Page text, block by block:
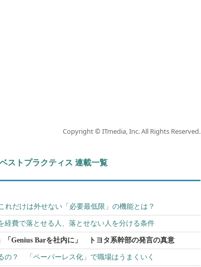
Copyright © ITmedia, Inc. All Rights Reserved.
ストプラクティス 連載一覧
れだけは外せない「必要最低限」の機能とは？
経費で落とせる人、落とせない人を分ける条件
「Genius Barを社内に」 トヨタ系幹部の発言の真意
の？ 「ペーパーレス化」で職場はうまくいく